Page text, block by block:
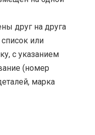
друг на друга
или
с указанием
(номер
марка